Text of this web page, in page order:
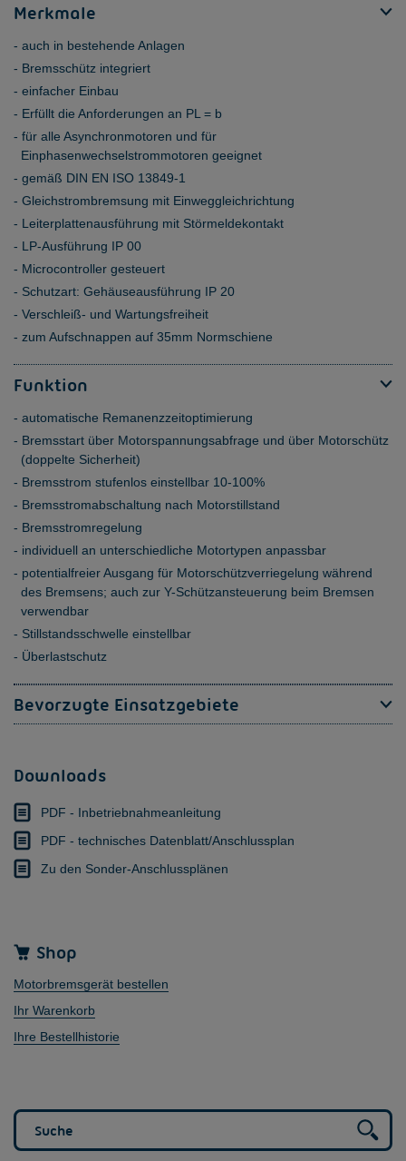
Merkmale
auch in bestehende Anlagen
Bremsschütz integriert
einfacher Einbau
Erfüllt die Anforderungen an PL = b
für alle Asynchronmotoren und für
Einphasenwechselstrommotoren geeignet
gemäß DIN EN ISO 13849-1
Gleichstrombremsung mit Einweggleichrichtung
Leiterplattenausführung mit Störmeldekontakt
LP-Ausführung IP 00
Microcontroller gesteuert
Schutzart: Gehäuseausführung IP 20
Verschleiß- und Wartungsfreiheit
zum Aufschnappen auf 35mm Normschiene
Funktion
automatische Remanenzzeitoptimierung
Bremsstart über Motorspannungsabfrage und über Motorschütz
(doppelte Sicherheit)
Bremsstrom stufenlos einstellbar 10-100%
Bremsstromabschaltung nach Motorstillstand
Bremsstromregelung
individuell an unterschiedliche Motortypen anpassbar
potentialfreier Ausgang für Motorschützverriegelung während
des Bremsens; auch zur Y-Schützansteuerung beim Bremsen
verwendbar
Stillstandsschwelle einstellbar
Überlastschutz
Bevorzugte Einsatzgebiete
Downloads
PDF - Inbetriebnahmeanleitung
PDF - technisches Datenblatt/Anschlussplan
Zu den Sonder-Anschlussplänen
Shop
Motorbremsgerät bestellen
Ihr Warenkorb
Ihre Bestellhistorie